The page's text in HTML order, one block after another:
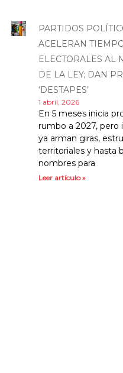
PARTIDOS
ACELERAN
ELECTORALES AL
DE LA LEY; DAN
‘DESTAPES’
1 abril, 2026
En 5 meses inicia
rumbo a 2027, pero
ya arman giras,
territoriales y hasta
nombres para
Leer artículo »